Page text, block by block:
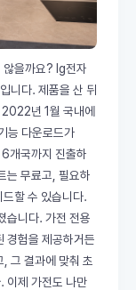
않을까요? lg전자
니다. 제품을 산 뒤
2022년 1월 국내에
능 다운로드가
개국까지 진출하
는 무료고, 필요하
할 수 있습니다.
니다. 가전 전용
경험을 제공하거든
그 결과에 맞춰 초
이제 가전도 나만